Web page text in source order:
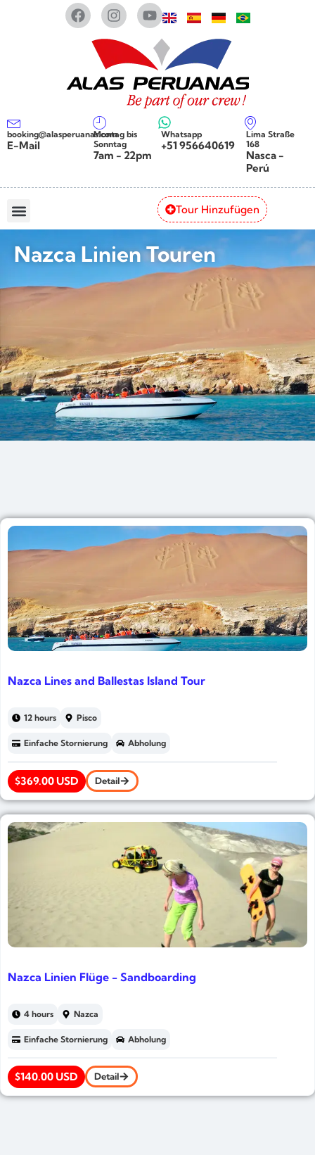
booking@alasperuanas.com
E-Mail
Montag bis
Sonntag
7am - 22pm
Whatsapp
+51 956640619
Lima Straße
168
Nasca -
Perú
Tour Hinzufügen
Nazca Linien Touren
Nazca Lines and Ballestas Island Tour
12 hours Pisco
Einfache Stornierung Abholung
$369.00 USD Detail
Nazca Linien Flüge - Sandboarding
4 hours Nazca
Einfache Stornierung Abholung
$140.00 USD Detail